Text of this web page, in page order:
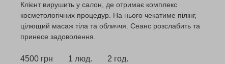
Клієнт вирушить у салон, де отримає комплекс
косметологічних процедур. На нього чекатиме пілінг,
цілющий масаж тіла та обличчя. Сеанс розслабить та
принесе задоволення.
4500 грн 1 люд. 2 год.